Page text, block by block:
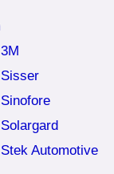
3M
Sisser
Sinofore
Solargard
Stek Automotive